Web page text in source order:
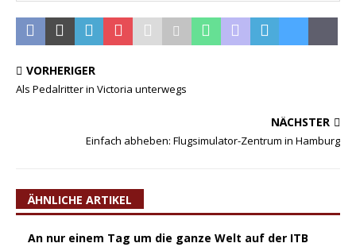
VORHERIGER
Als Pedalritter in Victoria unterwegs
NÄCHSTER
Einfach abheben: Flugsimulator-Zentrum in Hamburg
ÄHNLICHE ARTIKEL
An nur einem Tag um die ganze Welt auf der ITB